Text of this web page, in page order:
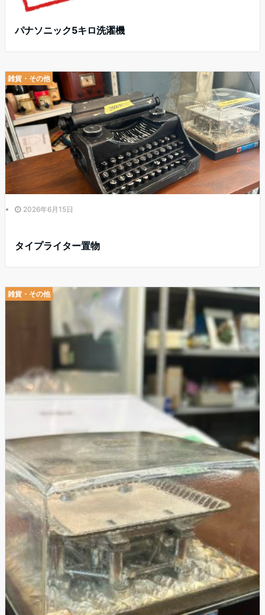
パナソニック5キロ洗濯機
雑貨・その他
2026年6月15日
タイプライター置物
雑貨・その他